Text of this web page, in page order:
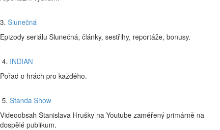
3. Slunečná
Epizody seriálu Slunečná, články, sestřihy, reportáže, bonusy.
4. INDIAN
Pořad o hrách pro každého.
5. Standa Show
Videoobsah Stanislava Hrušky na Youtube zaměřený primárně na
dospělé publikum.